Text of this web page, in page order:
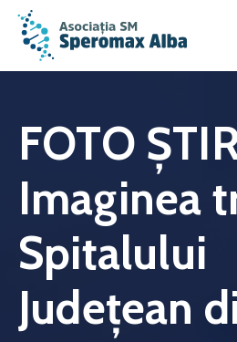
Despre
noi
Scleroza
Multiplă
Asistență
&
Suport
Fii
FOTO
Imaginea
Spitalului
Judeţean